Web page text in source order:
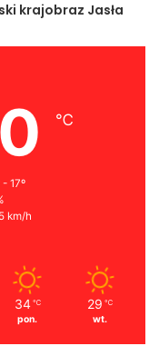
krajobraz Jasła
℃
- 17º
km/h
34 ℃
pon.
29 ℃
wt.